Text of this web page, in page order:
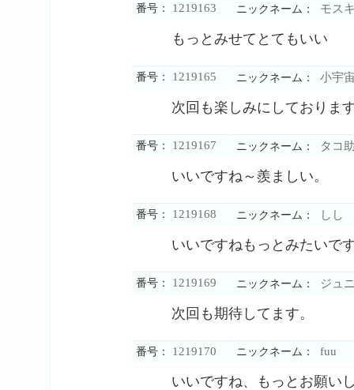
番号： 1219163 ニックネーム： モス
もっとみせてとてもいい
番号： 1219165 ニックネーム： 小宇
次回も楽しみにしておりま
番号： 1219167 ニックネーム： タコ
いいですね～羨ましい。
番号： 1219168 ニックネーム： しし
いいですねもっとみたいで
番号： 1219169 ニックネーム： ジュ
次回も期待してます。
番号： 1219170 ニックネーム： fuu
いいですね、もっとお願い